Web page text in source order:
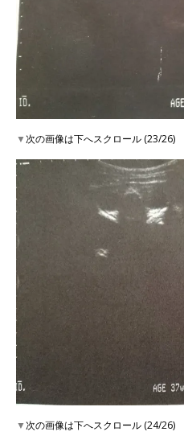
▼次の画像は下へスクロール (23/26)
▼次の画像は下へスクロール (24/26)